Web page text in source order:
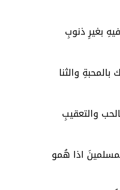
بغيرِ ذنوبِ
والثنا
والتعقيبِ
اذا هُمو